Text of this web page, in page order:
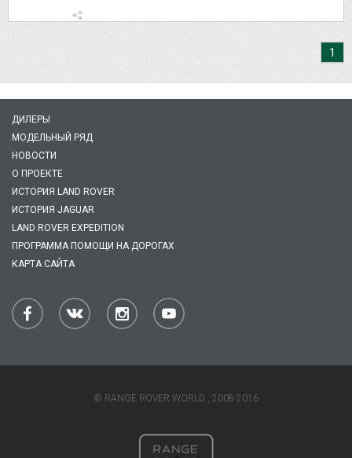
1
ДИЛЕРЫ
МОДЕЛЬНЫЙ РЯД
НОВОСТИ
О ПРОЕКТЕ
ИСТОРИЯ LAND ROVER
ИСТОРИЯ JAGUAR
LAND ROVER EXPEDITION
ПРОГРАММА ПОМОЩИ НА ДОРОГАХ
КАРТА САЙТА
© RANGE ROVER WORLD , 2008-2016